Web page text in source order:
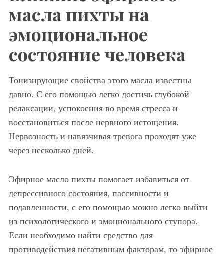
масла пихты на
эмоциональное
состояние человека
Тонизирующие свойства этого масла известны
давно. С его помощью легко достичь глубокой
релаксации, успокоения во время стресса и
восстановиться после нервного истощения.
Нервозность и навязчивая тревога проходят уже
через несколько дней.
Эфирное масло пихты помогает избавиться от
депрессивного состояния, пассивности и
подавленности, с его помощью можно легко выйти
из психологического и эмоционального ступора.
Если необходимо найти средство для
противодействия негативным факторам, то эфирное